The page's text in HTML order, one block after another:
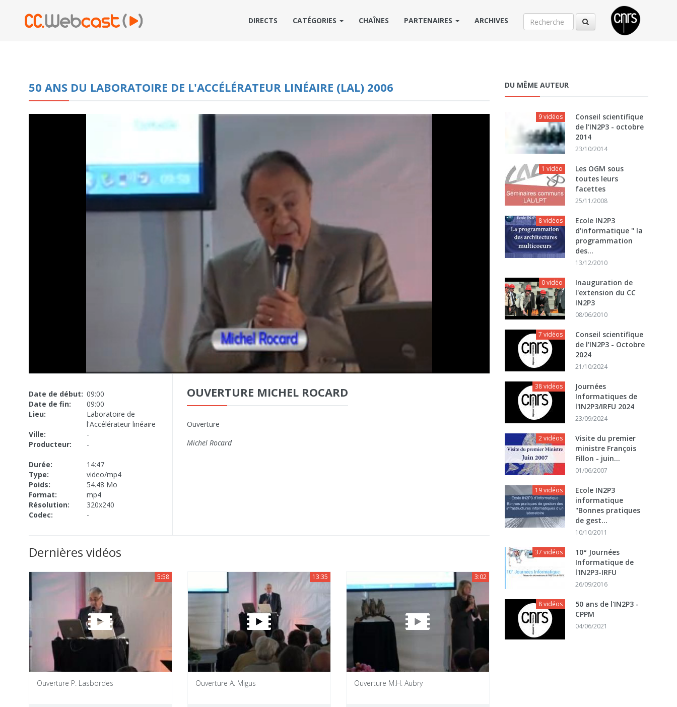
DIRECTS CATÉGORIES CHAÎNES PARTENAIRES ARCHIVES
50 ANS DU LABORATOIRE DE L'ACCÉLÉRATEUR LINÉAIRE (LAL) 2006
Date de début: 09:00
Date de fin:
09:00
Lieu:
Laboratoire de
l'Accélérateur linéaire
Ville:
-
Producteur:
-
Durée:
14:47
Type:
video/mp4
Poids:
54.48 Mo
Format:
mp4
Résolution:
320x240
Codec:
-
OUVERTURE MICHEL ROCARD
Ouverture
Michel Rocard
Dernières vidéos
5:58
Ouverture P. Lasbordes
13:35
Ouverture A. Migus
3:02
Ouverture M.H. Aubry
DU MÊME AUTEUR
9 vidéos
Conseil scientifique
de l'IN2P3 - octobre
2014
23/10/2014
1 vidéo
Les OGM sous
toutes leurs
facettes
25/11/2008
8 vidéos
Ecole IN2P3
d'informatique " la
programmation
des...
13/12/2010
0 vidéo
Inauguration de
l'extension du CC
IN2P3
08/06/2010
7 vidéos
Conseil scientifique
de l'IN2P3 - Octobre
2024
21/10/2024
38 vidéos
Journées
Informatiques de
l'IN2P3/IRFU 2024
23/09/2024
2 vidéos
Visite du premier
ministre François
Fillon - juin...
01/06/2007
19 vidéos
Ecole IN2P3
informatique
"Bonnes pratiques
de gest...
10/10/2011
37 vidéos
10° Journées
Informatique de
l'IN2P3-IRFU
26/09/2016
8 vidéos
50 ans de l'IN2P3 -
CPPM
04/06/2021